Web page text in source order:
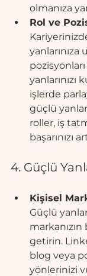
olmanıza
Rol ve
yanlarınızı
işlerde
güçlü
roller, iş
başarınızı
4. Güçlü
Kişisel
Güçlü
markanızın
getirin.
blog veya
yönlerinizi